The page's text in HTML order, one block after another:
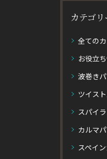
カテゴリ
全ての
お役立
波巻き
ツイス
スパイ
カルマ
スペイ